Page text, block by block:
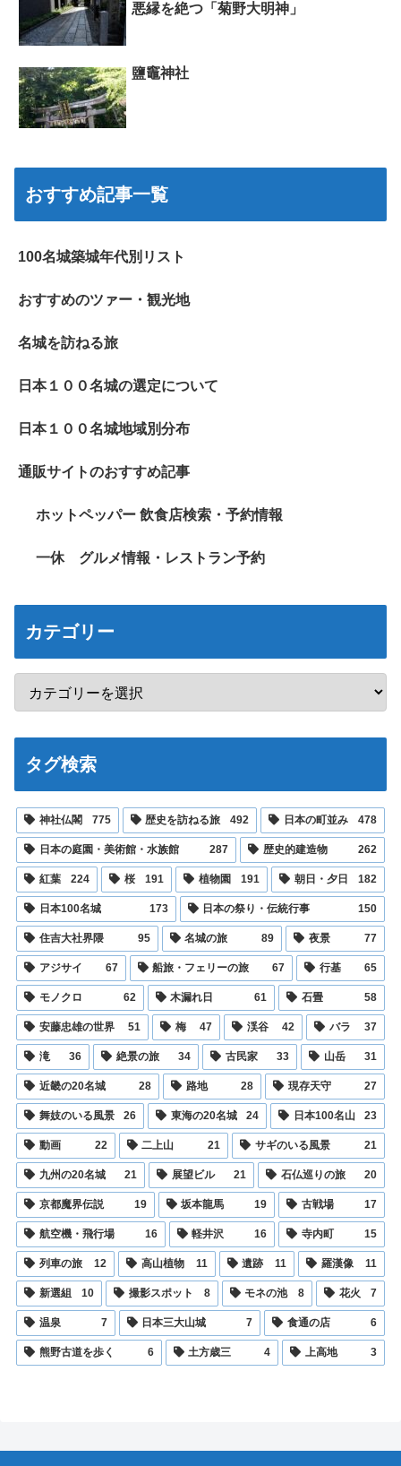
悪縁を絶つ「菊野大明神」
鹽竈神社
おすすめ記事一覧
100名城築城年代別リスト
おすすめのツァー・観光地
名城を訪ねる旅
日本１００名城の選定について
日本１００名城地域別分布
通販サイトのおすすめ記事
ホットペッパー 飲食店検索・予約情報
一休 グルメ情報・レストラン予約
カテゴリー
タグ検索
神社仏閣 775 歴史を訪ねる旅 492 日本の町並み 478
日本の庭園・美術館・水族館 287 歴史的建造物 262
紅葉 224 桜 191 植物園 191 朝日・夕日 182
日本100名城 173 日本の祭り・伝統行事 150
住吉大社界隈 95 名城の旅 89 夜景 77
アジサイ 67 船旅・フェリーの旅 67 行基 65
モノクロ 62 木漏れ日 61 石畳 58
安藤忠雄の世界 51 梅 47 渓谷 42 バラ 37
滝 36 絶景の旅 34 古民家 33 山岳 31
近畿の20名城 28 路地 28 現存天守 27
舞妓のいる風景 26 東海の20名城 24 日本100名山 23
動画 22 二上山 21 サギのいる風景 21
九州の20名城 21 展望ビル 21 石仏巡りの旅 20
京都魔界伝説 19 坂本龍馬 19 古戦場 17
航空機・飛行場 16 軽井沢 16 寺内町 15
列車の旅 12 高山植物 11 遺跡 11 羅漢像 11
新選組 10 撮影スポット 8 モネの池 8 花火 7
温泉 7 日本三大山城 7 食通の店 6
熊野古道を歩く 6 土方歳三 4 上高地 3